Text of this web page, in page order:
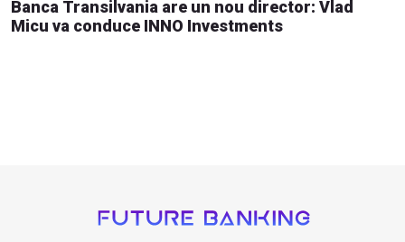
Banca Transilvania are un nou director: Vlad
Micu va conduce INNO Investments